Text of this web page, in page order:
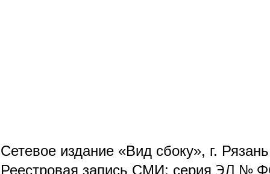
Сетевое издание «Вид сбоку», г.
Реестровая запись СМИ: серия ЭЛ №